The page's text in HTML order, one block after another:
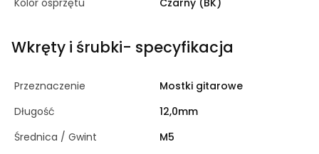
Wkręty i śrubki- specyfikacja
Przeznaczenie
Mostki gitarowe
Długość
12,0mm
Średnica / Gwint
M5